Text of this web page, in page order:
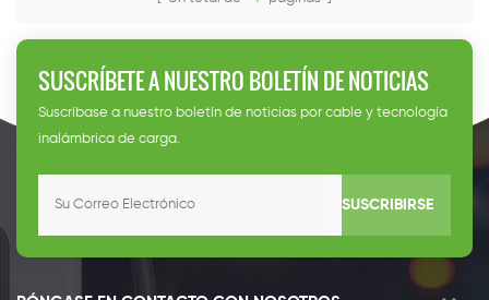
SUSCRÍBETE A NUESTRO BOLETÍN DE NOTICIAS
Suscríbase a nuestro boletín de noticias por cable y tecnología
inalámbrica de carga.
SUSCRIBIRSE